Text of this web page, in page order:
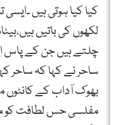
کیا کیا ہوتی ہیں
لکھوں کی باتیں
چلتے ہیں جن کے پاس
ساحر نے کہا کہ ساحر
بھوک آداب کے
مفلسی حس لطافت کو